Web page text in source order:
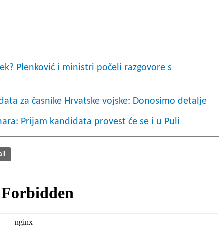
Plenković i ministri počeli razgovore s
za časnike Hrvatske vojske: Donosimo detalje
Prijam kandidata provest će se i u Puli